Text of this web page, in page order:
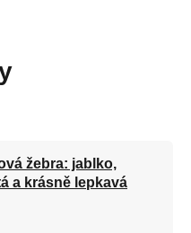
žebra: jablko,
a krásně lepkavá